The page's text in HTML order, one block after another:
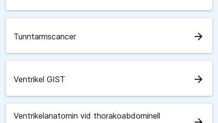
Tunntarmscancer arrow_forward
Ventrikel GIST arrow_forward
Ventrikelanatomin vid thorakoabdominell